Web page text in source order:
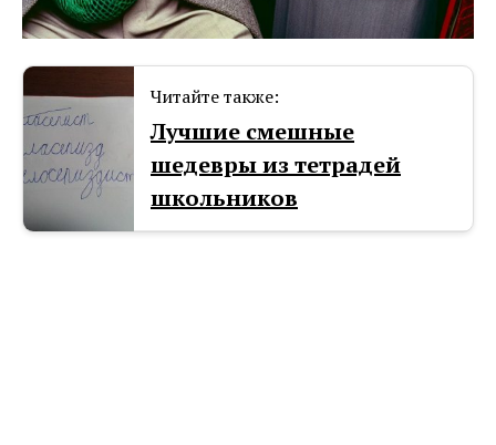
Читайте также:
Лучшие смешные
шедевры из тетрадей
школьников